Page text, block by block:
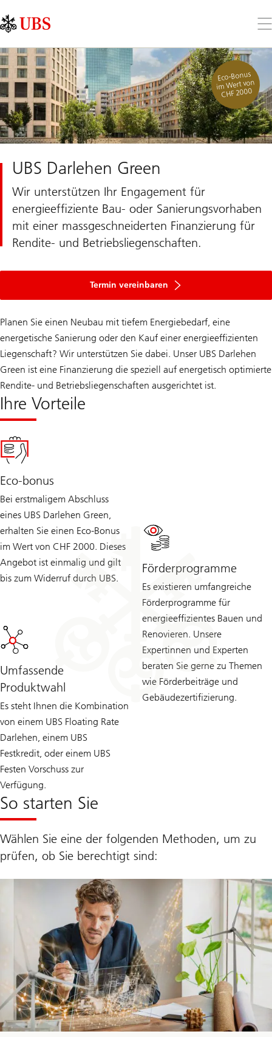
Links
Area
Sie
Eco-Bonus
im Wert von
CHF 2000
UBS Darlehen Green
Wir unterstützen Ihr Engagement für
energieeffiziente Bau- oder Sanierungsvorhaben
mit einer massgeschneiderten Finanzierung für
Rendite- und Betriebsliegenschaften.
Termin vereinbaren
Planen Sie einen Neubau mit tiefem Energiebedarf, eine
energetische Sanierung oder den Kauf einer energieeffizienten
Liegenschaft? Wir unterstützen Sie dabei. Unser UBS Darlehen
Green ist eine Finanzierung die speziell auf energetisch optimierte
Rendite- und Betriebsliegenschaften ausgerichtet ist.
Ihre Vorteile
Eco-bonus
Bei erstmaligem Abschluss
eines UBS Darlehen Green,
erhalten Sie einen Eco-Bonus
im Wert von CHF 2000. Dieses
Angebot ist einmalig und gilt
bis zum Widerruf durch UBS.
Förderprogramme
Es existieren umfangreiche
Förderprogramme für
energieeffizientes Bauen und
Renovieren. Unsere
Expertinnen und Experten
beraten Sie gerne zu Themen
wie Förderbeiträge und
Gebäudezertifizierung.
Umfassende
Produktwahl
Es steht Ihnen die Kombination
von einem UBS Floating Rate
Darlehen, einem UBS
Festkredit, oder einem UBS
Festen Vorschuss zur
Verfügung.
So starten Sie
Wählen Sie eine der folgenden Methoden, um zu
prüfen, ob Sie berechtigt sind: